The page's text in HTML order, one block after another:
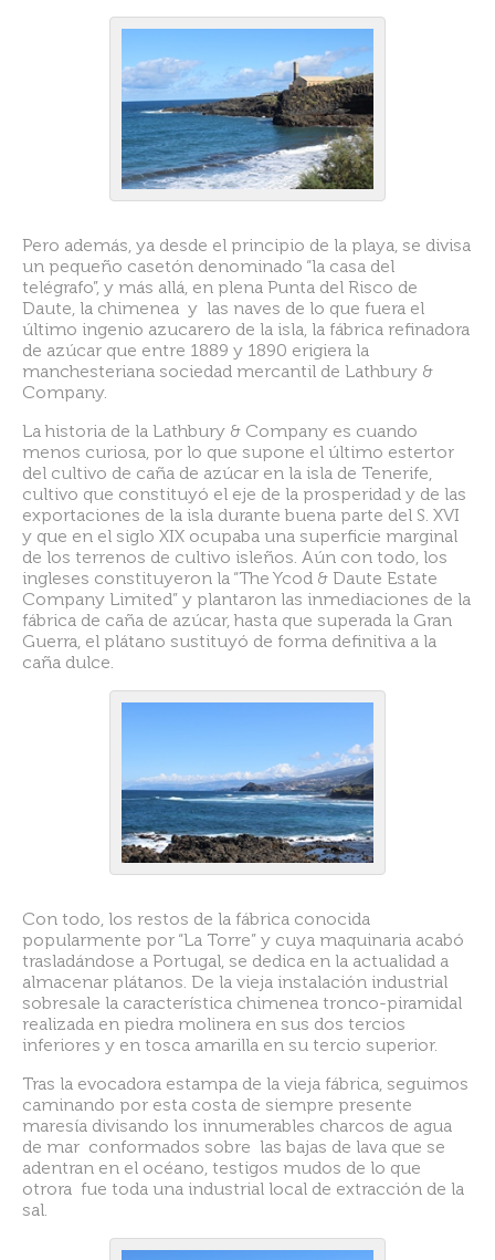
Pero además, ya desde el principio de la playa, se divisa
un pequeño casetón denominado “la casa del
telégrafo”, y más allá, en plena Punta del Risco de
Daute, la chimenea y las naves de lo que fuera el
último ingenio azucarero de la isla, la fábrica refinadora
de azúcar que entre 1889 y 1890 erigiera la
manchesteriana sociedad mercantil de Lathbury &
Company.
La historia de la Lathbury & Company es cuando
menos curiosa, por lo que supone el último estertor
del cultivo de caña de azúcar en la isla de Tenerife,
cultivo que constituyó el eje de la prosperidad y de las
exportaciones de la isla durante buena parte del S. XVI
y que en el siglo XIX ocupaba una superficie marginal
de los terrenos de cultivo isleños. Aún con todo, los
ingleses constituyeron la “The Ycod & Daute Estate
Company Limited” y plantaron las inmediaciones de la
fábrica de caña de azúcar, hasta que superada la Gran
Guerra, el plátano sustituyó de forma definitiva a la
caña dulce.
Con todo, los restos de la fábrica conocida
popularmente por “La Torre” y cuya maquinaria acabó
trasladándose a Portugal, se dedica en la actualidad a
almacenar plátanos. De la vieja instalación industrial
sobresale la característica chimenea tronco-piramidal
realizada en piedra molinera en sus dos tercios
inferiores y en tosca amarilla en su tercio superior.
Tras la evocadora estampa de la vieja fábrica, seguimos
caminando por esta costa de siempre presente
maresía divisando los innumerables charcos de agua
de mar conformados sobre las bajas de lava que se
adentran en el océano, testigos mudos de lo que
otrora fue toda una industrial local de extracción de la
sal.